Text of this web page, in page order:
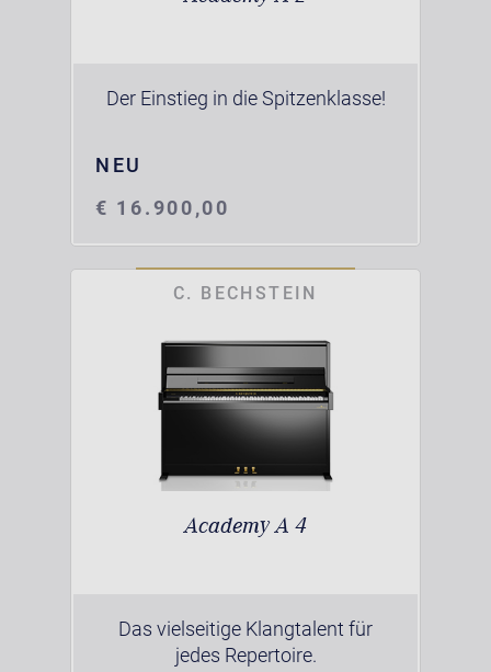
Der Einstieg in die Spitzenklasse!
NEU
€ 16.900,00
C. BECHSTEIN
Academy A 4
Das vielseitige Klangtalent für
jedes Repertoire.